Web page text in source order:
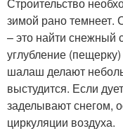
зимой рано темнеет.
– это найти снежный
углубление
шалаш делают
выстудится. Если
заделывают снегом,
циркуляции воздуха.